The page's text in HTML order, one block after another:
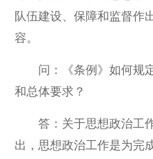
队伍建设、保障和监督作
容。
问：《条例》如何规定
和总体要求？
答：关于思想政治工作
出，思想政治工作是为完